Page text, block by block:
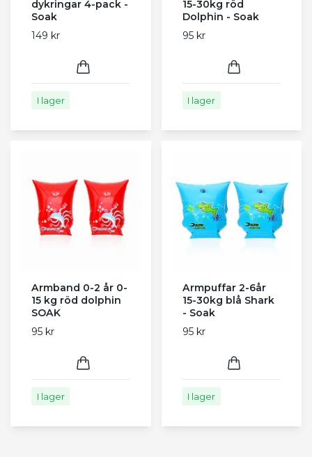
dykringar 4-pack -
Soak
149 kr
I lager
15-30kg röd
Dolphin - Soak
95 kr
I lager
Armband 0-2 år 0-
15 kg röd dolphin
SOAK
95 kr
I lager
Armpuffar 2-6år
15-30kg blå Shark
- Soak
95 kr
I lager